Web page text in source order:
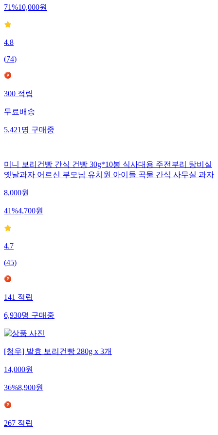
71%10,000원
4.8
(74)
300적립
무료배송
5,421명구매중
미니 보리건빵 간식 건빵 30g*10봉 식사대용 주전부리 탕비실
옛날과자 어르신 부모님 유치원 아이들 곡물 간식 사무실 과자
8,000원
41%4,700원
4.7
(45)
141적립
6,930명구매중
[청우] 발효 보리건빵 280g x 3개
14,000원
36%8,900원
267적립